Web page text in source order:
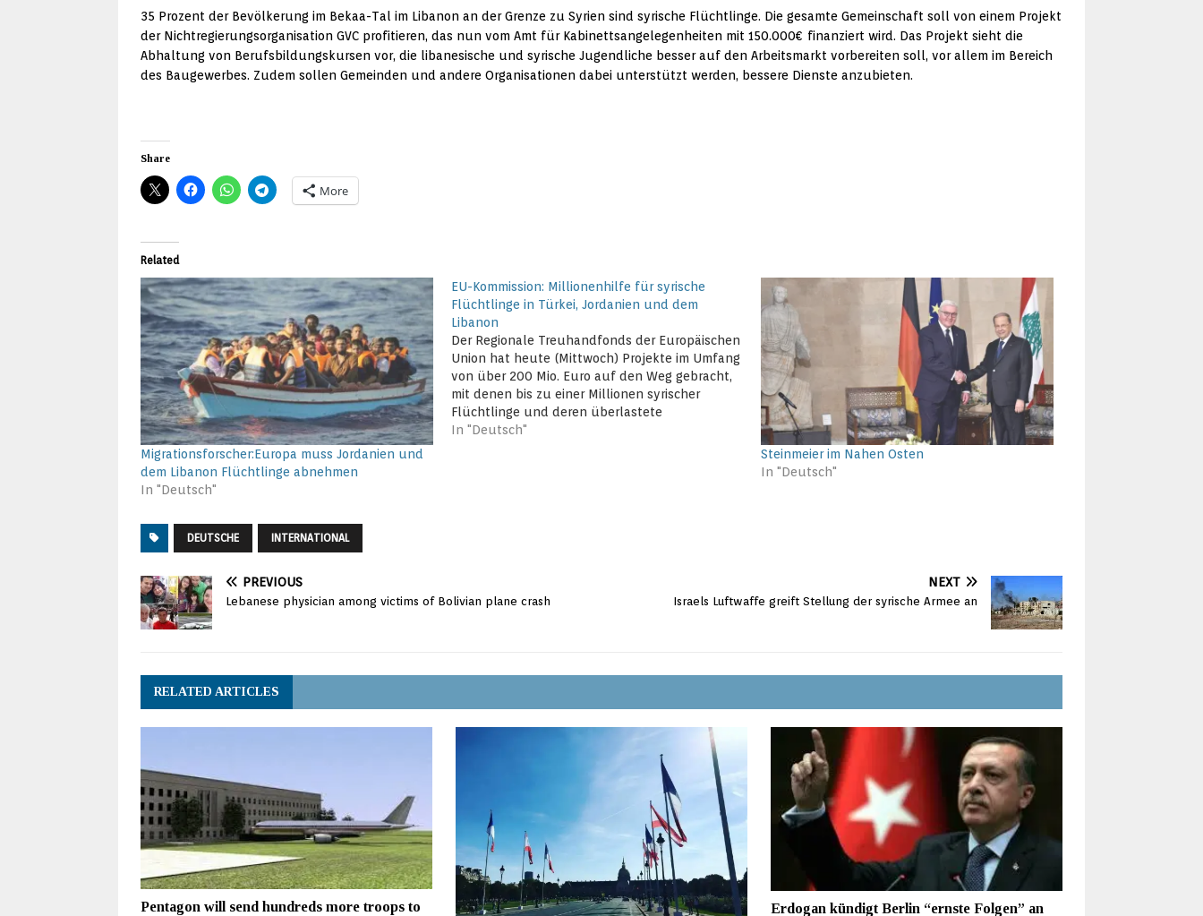
35 Prozent der Bevölkerung im Bekaa-Tal im Libanon an der Grenze zu Syrien sind syrische Flüchtlinge. Die gesamte Gemeinschaft soll von einem Projekt
der Nichtregierungsorganisation GVC profitieren, das nun vom Amt für Kabinettsangelegenheiten mit 150.000€ finanziert wird. Das Projekt sieht die
Abhaltung von Berufsbildungskursen vor, die libanesische und syrische Jugendliche besser auf den Arbeitsmarkt vorbereiten soll, vor allem im Bereich
des Baugewerbes. Zudem sollen Gemeinden und andere Organisationen dabei unterstützt werden, bessere Dienste anzubieten.
Share
More
Related
Migrationsforscher:Europa muss Jordanien und
dem Libanon Flüchtlinge abnehmen
In "Deutsch"
EU-Kommission: Millionenhilfe für syrische
Flüchtlinge in Türkei, Jordanien und dem
Libanon
Der Regionale Treuhandfonds der Europäischen
Union hat heute (Mittwoch) Projekte im Umfang
von über 200 Mio. Euro auf den Weg gebracht,
mit denen bis zu einer Millionen syrischer
Flüchtlinge und deren überlastete
Aufnahmegemeinschaften in Jordanien, Libanon
In "Deutsch"
Steinmeier im Nahen Osten
In "Deutsch"
DEUTSCHE INTERNATIONAL
PREVIOUS
Lebanese physician among victims of Bolivian plane crash
NEXT
Israels Luftwaffe greift Stellung der syrische Armee an
RELATED ARTICLES
Pentagon will send hundreds more troops to Erdogan kündigt Berlin “ernste Folgen” an